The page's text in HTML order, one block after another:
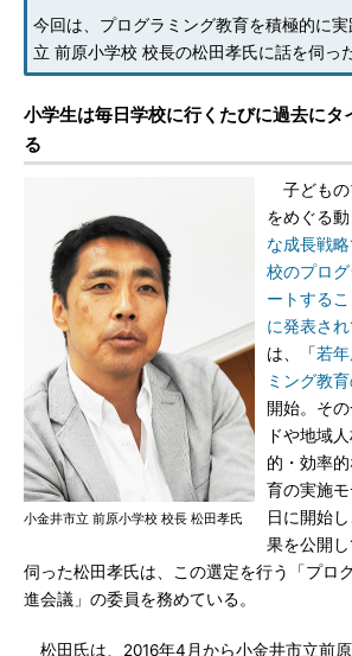
今回は、プログラミング教育を積極的に
立 前原小学校 校長の松田孝氏に話を伺った
小学生は毎日学校に行くたびに過去にタ
る
小金井市立 前原小学校 校長 松田孝氏
子どもの
をめぐる動
な成長戦
校のプロ
ートする
に発表さ
は、「若
ミング教
開始。そ
ドや地域
的・効率
育の実施
日に開始
果を公開
伺った松田孝氏は、この選定を行う「プロ
進会議」の委員を務めている。
松田氏は、2016年4月から小金井市立前